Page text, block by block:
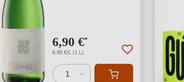
6,90 €*
6,90 €/L (1 L)
1